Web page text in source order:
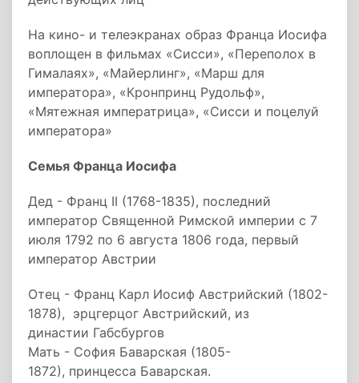
На кино- и телеэкранах образ Франца Иосифа
воплощен в фильмах «Сисси», «Переполох в
Гималаях», «Майерлинг», «Марш для
императора», «Кронпринц Рудольф»,
«Мятежная императрица», «Сисси и поцелуй
императора»
Семья Франца Иосифа
Дед - Франц II (1768-1835), последний
император Священной Римской империи с 7
июля 1792 по 6 августа 1806 года, первый
император Австрии
Отец - Франц Карл Иосиф Австрийский (1802-
1878), эрцгерцог Австрийский, из
династии Габсбургов
Мать - София Баварская (1805-
1872), принцесса Баварская.